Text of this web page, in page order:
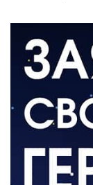
ВЛАСТЬ
«Второй
РАЗЪЯСНЯЕМ
Контракт
05.08.2026